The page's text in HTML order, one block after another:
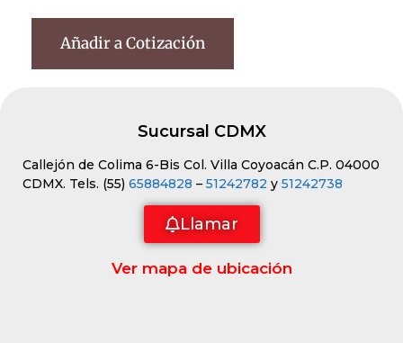
Añadir a Cotización
Sucursal CDMX
Callejón de Colima 6-Bis Col. Villa Coyoacán C.P. 04000
CDMX. Tels. (55) 65884828 – 51242782 y 51242738
Llamar
Ver mapa de ubicación